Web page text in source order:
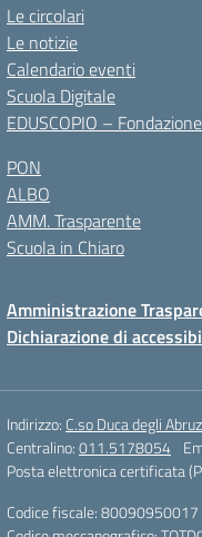
Le circolari
Le notizie
Calendario eventi
Scuola Digitale
EDUSCOPIO –
PON
ALBO
AMM. Trasparente
Scuola in Chiaro
Amministrazione
Dichiarazione di
Indirizzo: C.so Duca degli
Centralino:011.5178054
Posta elettronica certificata
Codice fiscale: 80090950017